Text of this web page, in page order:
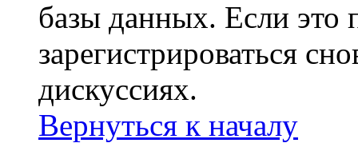
базы данных. Если это
зарегистрироваться
дискуссиях.
Вернуться к началу